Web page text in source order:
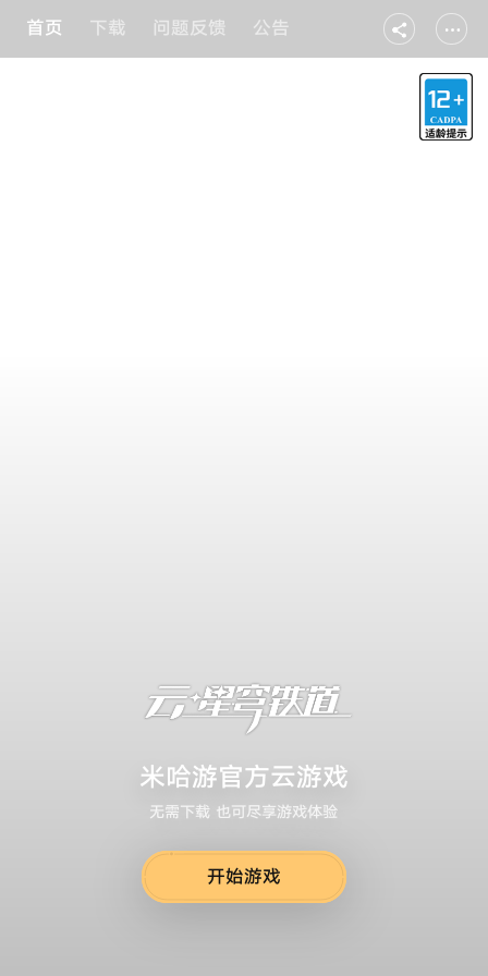
首页 下载 问题反馈 公告
米哈游官方云游戏
无需下载 也可尽享游戏体验
开始游戏